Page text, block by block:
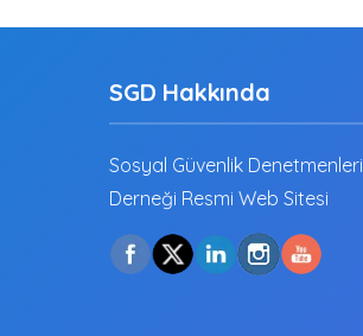
SGD Hakkında
Sosyal Güvenlik Denetmenleri
Derneği Resmi Web Sitesi